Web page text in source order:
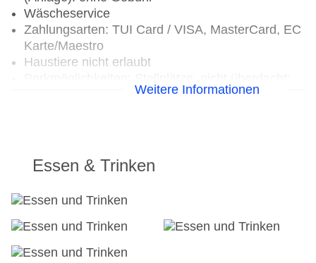
Wäscheservice
Zahlungsarten: TUI Card / VISA, MasterCard, EC
Karte/Maestro
Haustiere nicht erlaubt
Weitere Informationen
Essen & Trinken